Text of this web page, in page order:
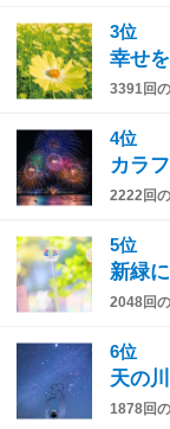
3位
幸せ
3391回
4位
カラ
2222回
5位
新緑
2048回
6位
天の
1878回